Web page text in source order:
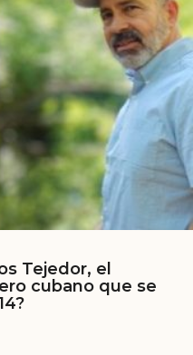
Tejedor, el
cubano que se